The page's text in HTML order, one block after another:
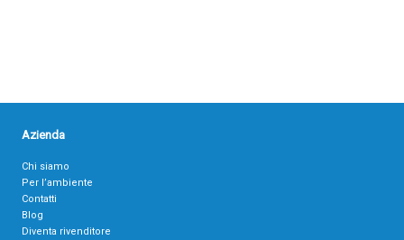
Azienda
Chi siamo
Per l’ambiente
Contatti
Blog
Diventa rivenditore